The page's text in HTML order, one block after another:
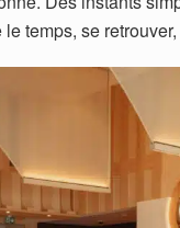
temps, se retrouver,